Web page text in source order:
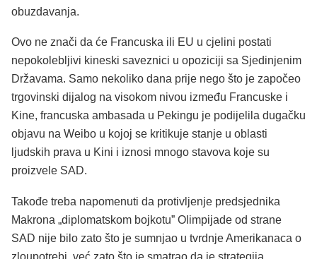
obuzdavanja.
Ovo ne znači da će Francuska ili EU u cjelini postati
nepokolebljivi kineski saveznici u opoziciji sa Sjedinjenim
Državama. Samo nekoliko dana prije nego što je započeo
trgovinski dijalog na visokom nivou između Francuske i
Kine, francuska ambasada u Pekingu je podijelila dugačku
objavu na Weibo u kojoj se kritikuje stanje u oblasti
ljudskih prava u Kini i iznosi mnogo stavova koje su
proizvele SAD.
Takođe treba napomenuti da protivljenje predsjednika
Makrona „diplomatskom bojkotu” Olimpijade od strane
SAD nije bilo zato što je sumnjao u tvrdnje Amerikanaca o
zloupotrebi, već zato što je smatrao da je strategija